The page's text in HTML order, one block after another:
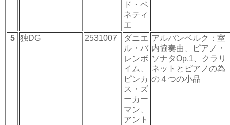
ド・ペ
ネティ
エ
5 独DG 2531007
ダニエ
ル・バ
レンボ
イム、
ピンカ
ス・ズ
ーカー
マン、
アント
アルバンベルク：室
内協奏曲、ピアノ・
ソナタOp.1、クラリ
ネットとピアノの為
の４つの小品